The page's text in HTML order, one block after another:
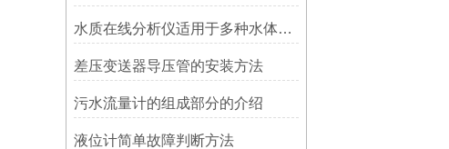
水质在线分析仪适用于多种水体中的参数测定
差压变送器导压管的安装方法
污水流量计的组成部分的介绍
液位计简单故障判断方法